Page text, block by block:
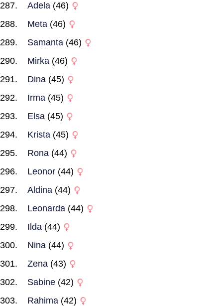
Adela (46)
Meta (46)
Samanta (46)
Mirka (46)
Dina (45)
Irma (45)
Elsa (45)
Krista (45)
Rona (44)
Leonor (44)
Aldina (44)
Leonarda (44)
Ilda (44)
Nina (44)
Zena (43)
Sabine (42)
Rahima (42)